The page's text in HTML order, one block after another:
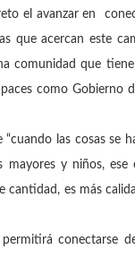
el avanzar en
que acercan este
comunidad que
como Gobierno
las cosas se
y niños,
es más
conectarse